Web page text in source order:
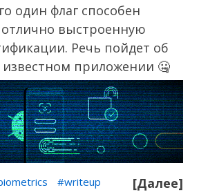
один флаг способен
выстроенную
Речь пойдет об
приложении 🤐
[Далее]
writeup